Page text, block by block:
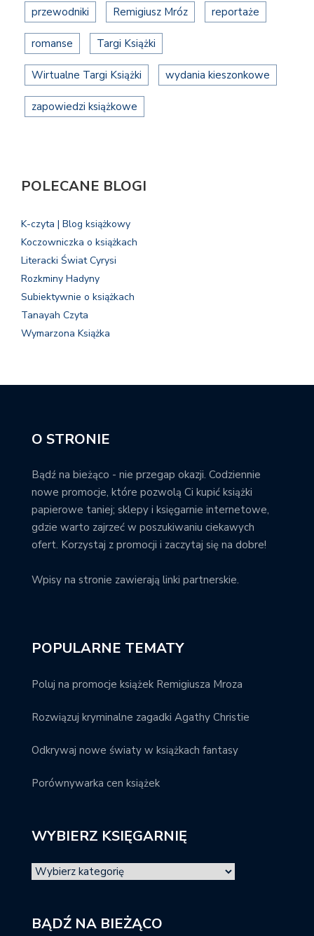
przewodniki Remigiusz Mróz reportaże
romanse Targi Książki
Wirtualne Targi Książki wydania kieszonkowe
zapowiedzi książkowe
POLECANE BLOGI
K-czyta | Blog książkowy
Koczowniczka o książkach
Literacki Świat Cyrysi
Rozkminy Hadyny
Subiektywnie o książkach
Tanayah Czyta
Wymarzona Książka
O STRONIE
Bądź na bieżąco - nie przegap okazji. Codziennie
nowe promocje, które pozwolą Ci kupić książki
papierowe taniej; sklepy i księgarnie internetowe,
gdzie warto zajrzeć w poszukiwaniu ciekawych
ofert. Korzystaj z promocji i zaczytaj się na dobre!
Wpisy na stronie zawierają linki partnerskie.
POPULARNE TEMATY
Poluj na promocje książek Remigiusza Mroza
Rozwiązuj kryminalne zagadki Agathy Christie
Odkrywaj nowe światy w książkach fantasy
Porównywarka cen książek
WYBIERZ KSIĘGARNIĘ
BĄDŹ NA BIEŻĄCO